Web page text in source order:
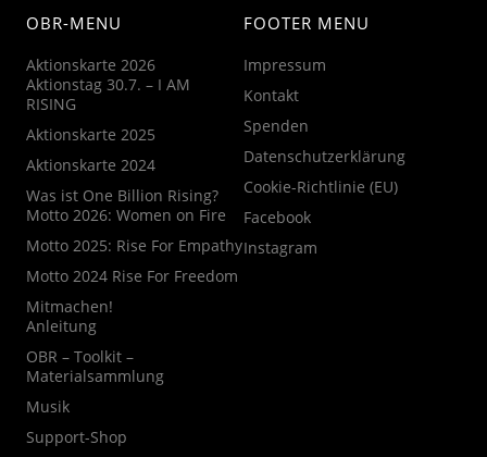
OBR-MENU
Aktionskarte 2026
Aktionstag 30.7. – I AM
RISING
Aktionskarte 2025
Aktionskarte 2024
Was ist One Billion Rising?
Motto 2026: Women on Fire
Motto 2025: Rise For Empathy
Motto 2024 Rise For Freedom
Mitmachen!
Anleitung
OBR – Toolkit –
Materialsammlung
Musik
Support-Shop
FOOTER MENU
Impressum
Kontakt
Spenden
Datenschutzerklärung
Cookie-Richtlinie (EU)
Facebook
Instagram